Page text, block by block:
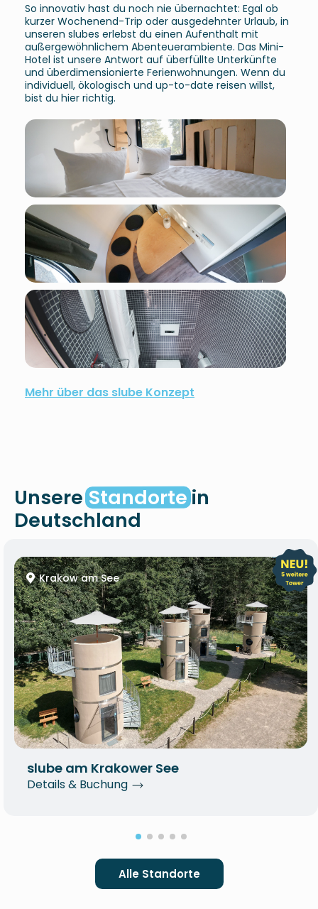
So innovativ hast du noch nie übernachtet: Egal ob
kurzer Wochenend-Trip oder ausgedehnter Urlaub, in
unseren slubes erlebst du einen Aufenthalt mit
außergewöhnlichem Abenteuerambiente. Das Mini-
Hotel ist unsere Antwort auf überfüllte Unterkünfte
und überdimensionierte Ferienwohnungen. Wenn du
individuell, ökologisch und up-to-date reisen willst,
bist du hier richtig.
Mehr über das slube Konzept
UnsereStandorte in
Deutschland
Krakow am See
slube am Krakower See
Details & Buchung
Alle Standorte